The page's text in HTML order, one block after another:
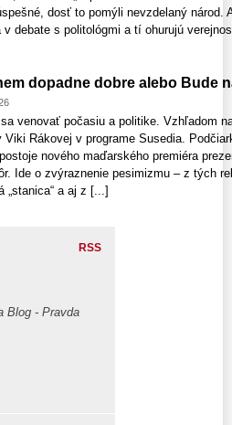
dosť to pomýli nevzdelaný národ.
v debate s politológmi a tí ohurujú
dopadne dobre alebo Bude
venovať počasiu a politike. Vzhľadom
Viki Rákovej v programe Susedia.
nového maďarského premiéra
Ide o zvýraznenie pesimizmu – z tých
„stanica“ a aj z [...]
RSS
Blog - Pravda